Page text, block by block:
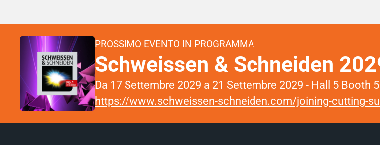
PROSSIMO EVENTO IN PROGRAMMA
Schweissen & Schneiden
Da 17 Settembre 2029 a 21 Settembre 2029 - Hall 5 Booth
https://www.schweissen-schneiden.com/joining-cutting-